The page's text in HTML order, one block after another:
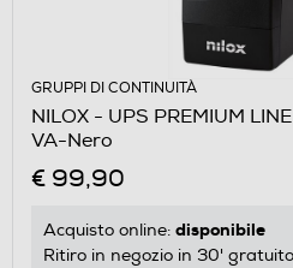
GRUPPI DI CONTINUITÀ
NILOX - UPS PREMIUM
VA-Nero
€ 99,90
Acquisto online: disponibile
Ritiro in negozio in 30'